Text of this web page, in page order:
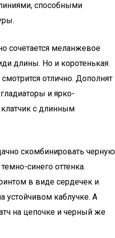
способными
сочетается меланжевое
длины. Но и коротенькая
отлично. Дополнят
и ярко-
с длинным
скомбинировать черную
синего оттенка.
в виде сердечек и
устойчивом каблучке. А
на цепочке и черный же